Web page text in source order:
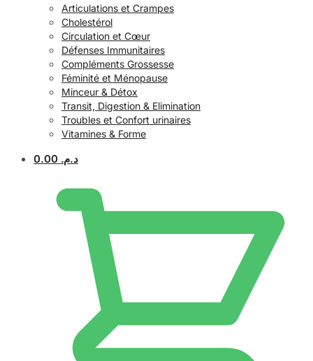
Articulations et Crampes
Cholestérol
Circulation et Cœur
Défenses Immunitaires
Compléments Grossesse
Féminité et Ménopause
Minceur & Détox
Transit, Digestion & Elimination
Troubles et Confort urinaires
Vitamines & Forme
د.م. 0.00